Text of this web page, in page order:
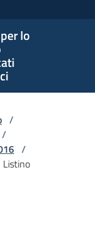
lo
/
/
/
Listino